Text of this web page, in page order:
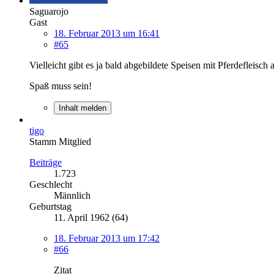
Saguarojo
Gast
18. Februar 2013 um 16:41
#65
Vielleicht gibt es ja bald abgebildete Speisen mit
Spaß muss sein!
Inhalt melden
tigo
Stamm Mitglied
Beiträge
1.723
Geschlecht
Männlich
Geburtstag
11. April 1962 (64)
18. Februar 2013 um 17:42
#66
Zitat